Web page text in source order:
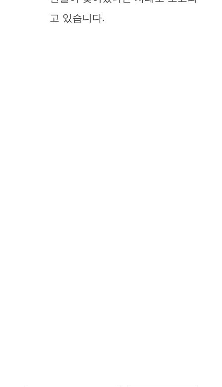
고 있습니다.